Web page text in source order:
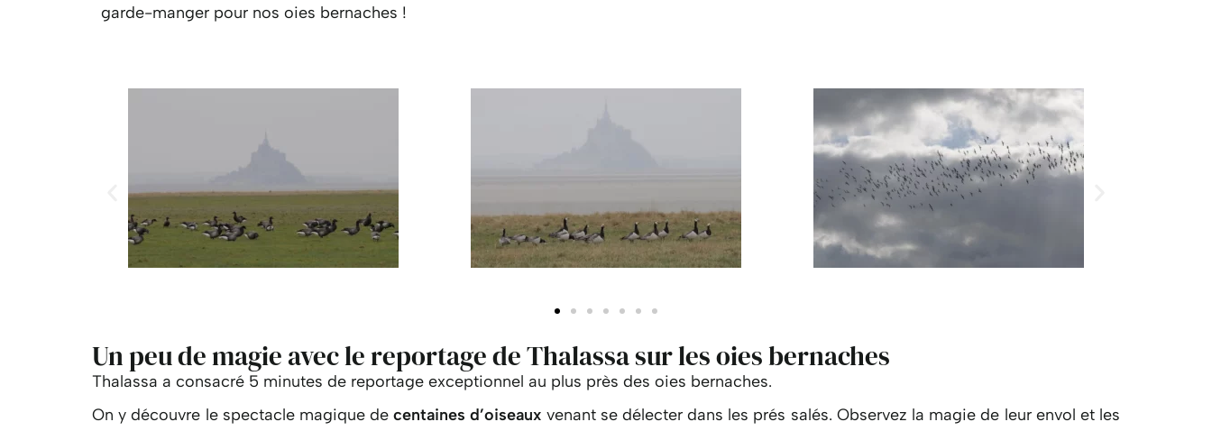
garde-manger pour nos oies bernaches !
Un peu de magie avec le reportage de Thalassa sur les oies bernaches
Thalassa a consacré 5 minutes de reportage exceptionnel au plus près des oies bernaches.
On y découvre le spectacle magique decentaines d’oiseaux venant se délecter dans les prés salés. Observez la magie de leur envol et les